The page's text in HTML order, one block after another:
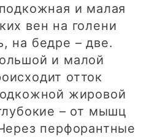
и малая
вен на голени
на бедре – две.
и малой
отток
жировой
– от мышц
перфорантные